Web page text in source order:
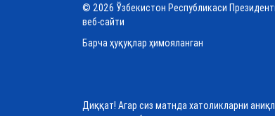
© 2026 Ўзбекистон Республикаси
веб-сайти
Барча ҳуқуқлар ҳимояланган
Диққат! Агар сиз матнда хатоликларни